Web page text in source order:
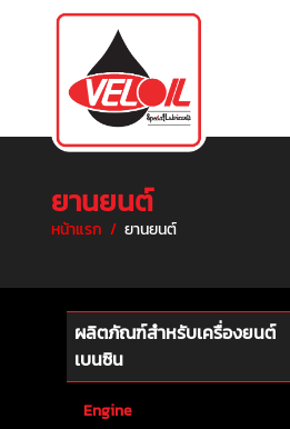
ยานยนต์
หน้าแรก / ยานยนต์
ผลิตภัณฑ์สำหรับเครื่องยนต์
เบนซิน
Engine